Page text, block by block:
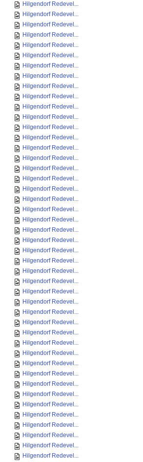
Hilgendorf Redevel...
Hilgendorf Redevel...
Hilgendorf Redevel...
Hilgendorf Redevel...
Hilgendorf Redevel...
Hilgendorf Redevel...
Hilgendorf Redevel...
Hilgendorf Redevel...
Hilgendorf Redevel...
Hilgendorf Redevel...
Hilgendorf Redevel...
Hilgendorf Redevel...
Hilgendorf Redevel...
Hilgendorf Redevel...
Hilgendorf Redevel...
Hilgendorf Redevel...
Hilgendorf Redevel...
Hilgendorf Redevel...
Hilgendorf Redevel...
Hilgendorf Redevel...
Hilgendorf Redevel...
Hilgendorf Redevel...
Hilgendorf Redevel...
Hilgendorf Redevel...
Hilgendorf Redevel...
Hilgendorf Redevel...
Hilgendorf Redevel...
Hilgendorf Redevel...
Hilgendorf Redevel...
Hilgendorf Redevel...
Hilgendorf Redevel...
Hilgendorf Redevel...
Hilgendorf Redevel...
Hilgendorf Redevel...
Hilgendorf Redevel...
Hilgendorf Redevel...
Hilgendorf Redevel...
Hilgendorf Redevel...
Hilgendorf Redevel...
Hilgendorf Redevel...
Hilgendorf Redevel...
Hilgendorf Redevel...
Hilgendorf Redevel...
Hilgendorf Redevel...
Hilgendorf Redevel...